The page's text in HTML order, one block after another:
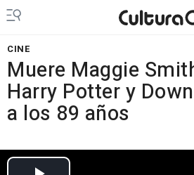
CINE
Muere Maggie
Harry Potter y
a los 89 años